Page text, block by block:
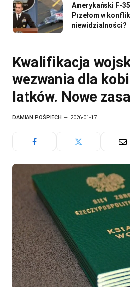
Amerykański F-
Przełom w
niewidzialności?
Kwalifikacja
wezwania dla
latków. Nowe
DAMIAN POŚPIECH 2026-01-17